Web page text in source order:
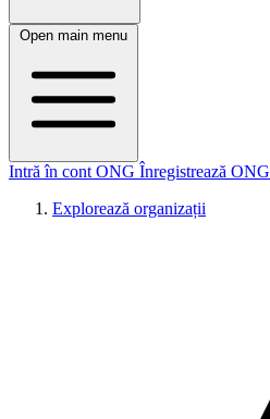
Open main menu
Intră în cont ONG Înregistrează ONG
Explorează organizații